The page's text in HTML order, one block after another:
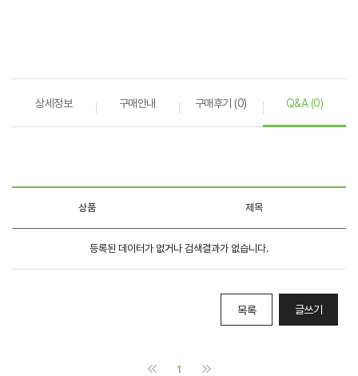
상세정보 구매안내 구매후기 (0) Q&A (0)